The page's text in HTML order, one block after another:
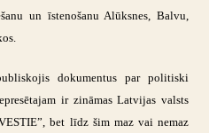
un īstenošanu Alūksnes, Balvu,
dokumentus par politiski
ir zināmas Latvijas valsts
bet līdz šim maz vai nemaz